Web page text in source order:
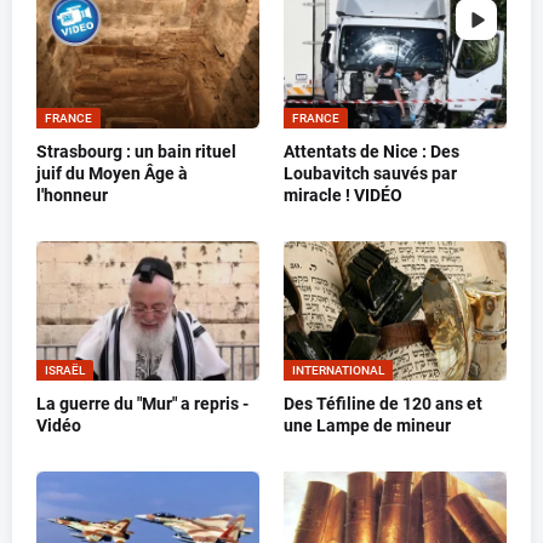
FRANCE
Strasbourg : un bain rituel
juif du Moyen Âge à
l'honneur
FRANCE
Attentats de Nice : Des
Loubavitch sauvés par
miracle ! VIDÉO
ISRAËL
La guerre du "Mur" a repris -
Vidéo
INTERNATIONAL
Des Téfiline de 120 ans et
une Lampe de mineur